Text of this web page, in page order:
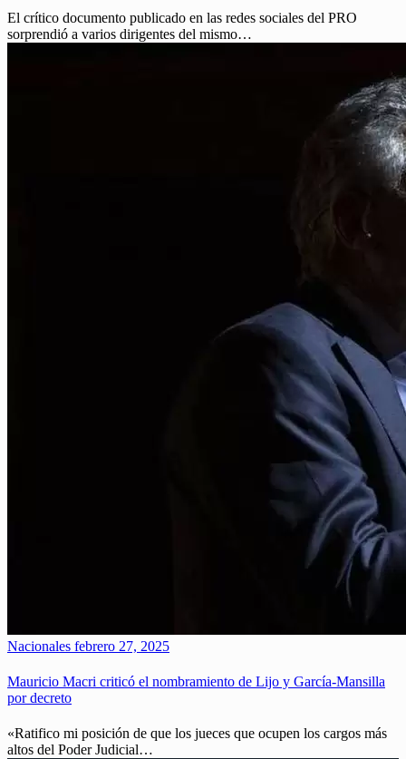
El crítico documento publicado en las redes sociales del PRO
sorprendió a varios dirigentes del mismo…
Nacionales febrero 27, 2025
Mauricio Macri criticó el nombramiento de Lijo y García-Mansilla
por decreto
«Ratifico mi posición de que los jueces que ocupen los cargos más
altos del Poder Judicial…